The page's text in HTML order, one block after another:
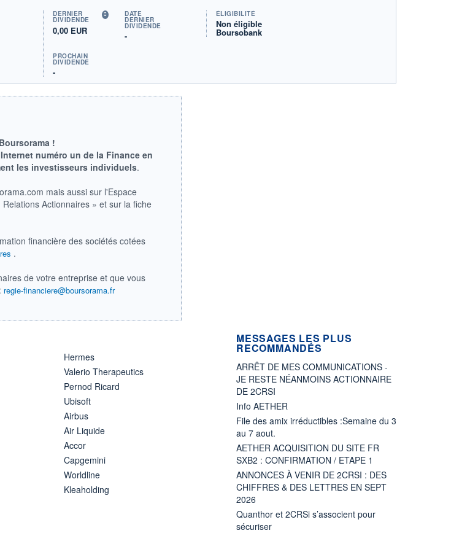
DERNIER
DIVIDENDE
0,00 EUR
DATE
DERNIER
DIVIDENDE
-
PROCHAIN
DIVIDENDE
-
ÉLIGIBILITÉ
Non éligible
Boursobank
!
numéro un de la Finance en
les investisseurs individuels.
mais aussi sur l'Espace
Actionnaires » et sur la fiche
financière des sociétés cotées
.
de votre entreprise et que vous
regie-financiere@boursorama.fr
Hermes
Valerio Therapeutics
Pernod Ricard
Ubisoft
Airbus
Air Liquide
Accor
Capgemini
Worldline
Kleaholding
MESSAGES LES PLUS
RECOMMANDÉS
ARRÊT DE MES COMMUNICATIONS -
JE RESTE NÉANMOINS ACTIONNAIRE
DE 2CRSI
Info AETHER
File des amix irréductibles :Semaine du 3
au 7 aout.
AETHER ACQUISITION DU SITE FR
SXB2 : CONFIRMATION / ETAPE 1
ANNONCES À VENIR DE 2CRSI : DES
CHIFFRES & DES LETTRES EN SEPT
2026
Quanthor et 2CRSi s’associent pour
sécuriser